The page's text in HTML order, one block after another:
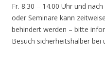
Fr. 8.30 – 14.00 Uhr und
oder Seminare kann
behindert werden – bitte
Besuch sicherheitshalber bei